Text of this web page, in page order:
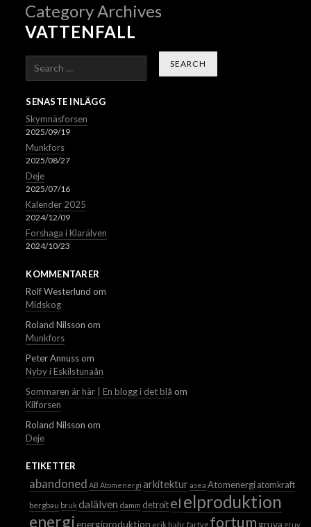
Category Archives
VATTENFALL
Search
SENASTE INLÄGG
Skymnäsforsen
2025/09/19
Munkfors
2025/08/27
Deje
2025/07/16
Kalender 2025
2024/12/09
Forshaga i Klarälven
2024/10/23
KOMMENTARER
Rolf Westerlund om
Midskog
Roland Nilsson om
Munkfors
Peter Annussom
Nyby i Eskilstunaån
Sommaren är här | En blogg i det blå om
Kilforsen
Roland Nilsson om
Deje
ETIKETTER
abandoned AB Atomenergi arkitekturasea Atomenergi atomkraft
bergbau bruk dalälven damm detroitel elproduktion
energienergiproduktion erik hahrfartyg fortum gruva gruvor